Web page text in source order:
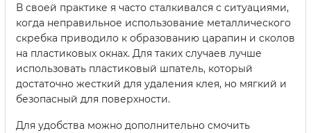
В своей практике я часто сталкивался с ситуациями,
когда неправильное использование металлического
скребка приводило к образованию царапин и сколов
на пластиковых окнах. Для таких случаев лучше
использовать пластиковый шпатель, который
достаточно жесткий для удаления клея, но мягкий и
безопасный для поверхности.
Для удобства можно дополнительно смочить